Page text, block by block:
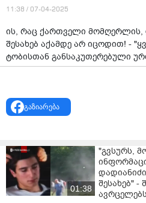
11:38 / 07-04-2025
ის, რაც ქართველი მომღერლის,
შესახებ აქამდე არ იცოდით! -
ტობისთან განსაკუთერებული
სახლში მყავს 60 მტრედი".
გაზიარება
01:38
"გვსურს,
შესახებ" -